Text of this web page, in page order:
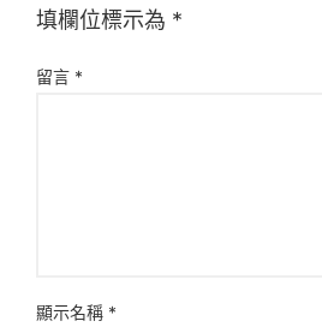
填欄位標示為 *
留言 *
顯示名稱 *